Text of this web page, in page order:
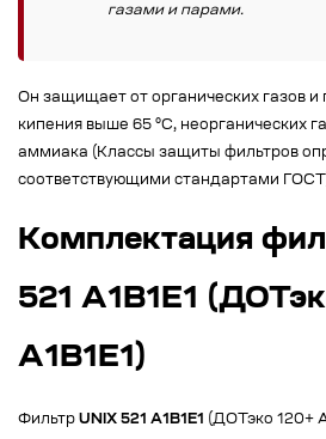
газами и парами.
Он защищает от органических газов и
кипения выше 65 °C, неорганических
аммиака (Классы защиты фильтров
соответствующими стандартами
Комплектация
521 A1B1E1
А1B1E1)
Фильтр UNIX 521 A1B1E1 (ДОТэко 120+